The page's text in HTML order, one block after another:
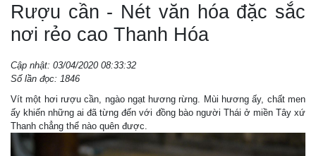
Rượu cần - Nét văn hóa đặc sắc
nơi rẻo cao Thanh Hóa
Cập nhật: 03/04/2020 08:33:32
Số lần đọc: 1846
Vít một hơi rượu cần, ngào ngạt hương rừng. Mùi hương ấy, chất men
ấy khiến những ai đã từng đến với đồng bào người Thái ở miền Tây xứ
Thanh chẳng thể nào quên được.